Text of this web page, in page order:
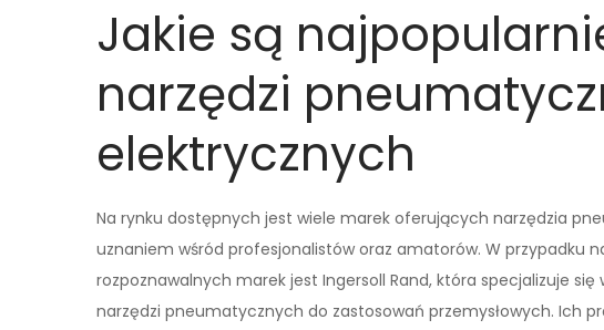
Jakie są
narzędzi
elektrycznych
Na rynku dostępnych jest wiele marek oferujących narzędzia
uznaniem wśród profesjonalistów oraz amatorów. W przypadku
rozpoznawalnych marek jest Ingersoll Rand, która specjalizuje
narzędzi pneumatycznych do zastosowań przemysłowych. Ich